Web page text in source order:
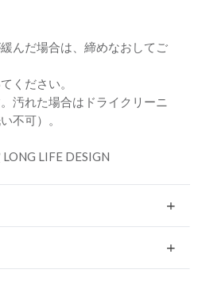
んだ場合は、締めなおしてご
ください。
汚れた場合はドライクリーニ
不可）。
LIFE DESIGN